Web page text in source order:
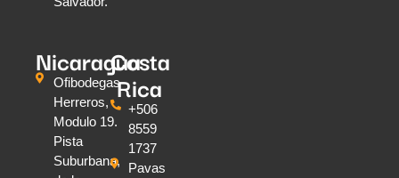
Nicaragua
Ofibodegas
Herreros,
Modulo 19.
Pista
Suburbana,
Costa
Rica
+506
8559
1737
Pavas